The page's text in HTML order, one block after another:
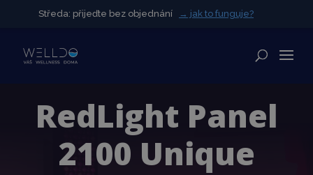
RedLight Panel
2100 Unique
Středa: přijeďte bez objednání → jak to funguje?
Středa: přijeďte bez objednání → jak to funguje?